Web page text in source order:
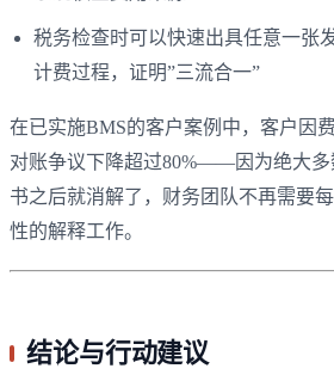
税务检查时可以快速出具任意一张
计费过程，证明”三流合一”
在已实施BMS的客户案例中，客户因
对账争议下降超过80%——因为绝大多
书之后就消解了，财务团队不再需要
性的解释工作。
结论与行动建议